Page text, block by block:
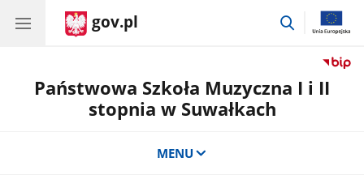
gov.pl
przejdź
Państwowa Szkoła Muzyczna I i II
stopnia w Suwałkach
MENU